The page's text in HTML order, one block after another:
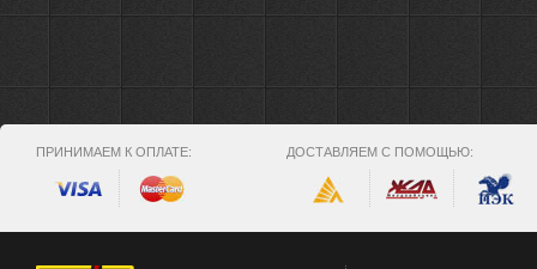
ПРИНИМАЕМ К ОПЛАТЕ: ДОСТАВЛЯЕМ С ПОМОЩЬЮ: